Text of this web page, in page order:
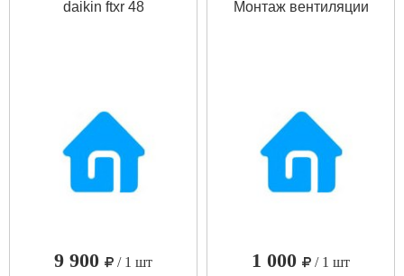
daikin ftxr 48
9 900
/ 1 шт
Монтаж вентиляции
1 000
/ 1 шт